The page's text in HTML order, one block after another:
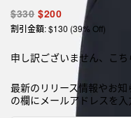
$330 $200
割引金額: $130 (39% Off)
申し訳ございません、こち
最新のリリース情報やお
の欄にメールアドレスを入